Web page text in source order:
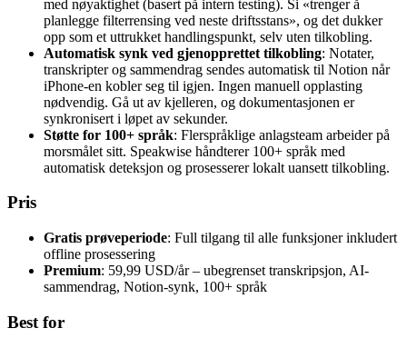
med nøyaktighet (basert på intern testing). Si «trenger å
planlegge filterrensing ved neste driftsstans», og det dukker
opp som et uttrukket handlingspunkt, selv uten tilkobling.
Automatisk synk ved gjenopprettet tilkobling: Notater,
transkripter og sammendrag sendes automatisk til Notion når
iPhone-en kobler seg til igjen. Ingen manuell opplasting
nødvendig. Gå ut av kjelleren, og dokumentasjonen er
synkronisert i løpet av sekunder.
Støtte for 100+ språk: Flerspråklige anlagsteam arbeider på
morsmålet sitt. Speakwise håndterer 100+ språk med
automatisk deteksjon og prosesserer lokalt uansett tilkobling.
Pris
Gratis prøveperiode: Full tilgang til alle funksjoner inkludert
offline prosessering
Premium: 59,99 USD/år – ubegrenset transkripsjon, AI-
sammendrag, Notion-synk, 100+ språk
Best for